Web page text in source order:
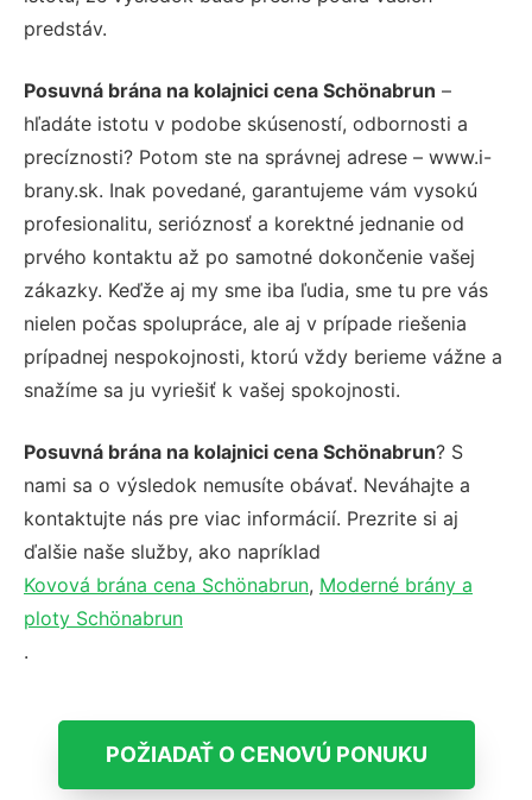
predstáv.
Posuvná brána na kolajnici cena Schönabrun –
hľadáte istotu v podobe skúseností, odbornosti a
precíznosti? Potom ste na správnej adrese – www.i-
brany.sk. Inak povedané, garantujeme vám vysokú
profesionalitu, serióznosť a korektné jednanie od
prvého kontaktu až po samotné dokončenie vašej
zákazky. Keďže aj my sme iba ľudia, sme tu pre vás
nielen počas spolupráce, ale aj v prípade riešenia
prípadnej nespokojnosti, ktorú vždy berieme vážne a
snažíme sa ju vyriešiť k vašej spokojnosti.
Posuvná brána na kolajnici cena Schönabrun? S
nami sa o výsledok nemusíte obávať. Neváhajte a
kontaktujte nás pre viac informácií. Prezrite si aj
ďalšie naše služby, ako napríklad
Kovová brána cena Schönabrun, Moderné brány a
ploty Schönabrun
.
POŽIADAŤ O CENOVÚ PONUKU